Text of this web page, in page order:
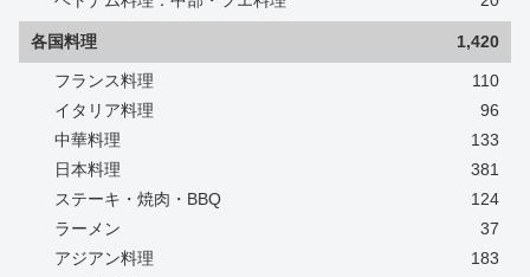
各国料理 1,420
フランス料理
110
イタリア料理
96
中華料理
133
日本料理
381
ステーキ・焼肉・BBQ
124
ラーメン
37
アジアン料理
183